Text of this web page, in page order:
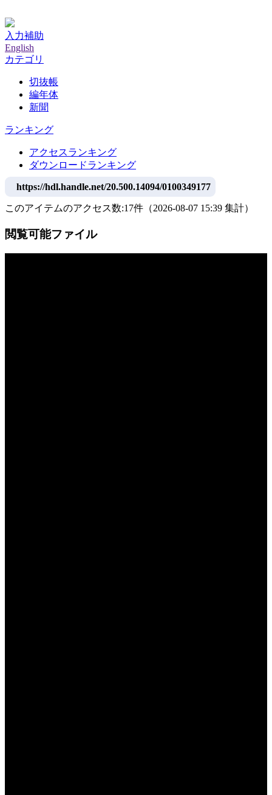
入力補助
English
カテゴリ
切抜帳
編年体
新聞
ランキング
アクセスランキング
ダウンロードランキング
https://hdl.handle.net/20.500.14094/0100349177
このアイテムのアクセス数:17件 （2026-08-07 15:39 集計）
閲覧可能ファイル